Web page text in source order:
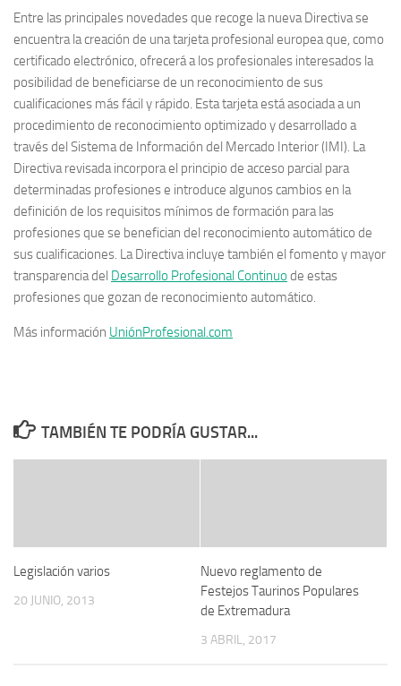
Entre las principales novedades que recoge la nueva Directiva se
encuentra la creación de una tarjeta profesional europea que, como
certificado electrónico, ofrecerá a los profesionales interesados la
posibilidad de beneficiarse de un reconocimiento de sus
cualificaciones más fácil y rápido. Esta tarjeta está asociada a un
procedimiento de reconocimiento optimizado y desarrollado a
través del Sistema de Información del Mercado Interior (IMI). La
Directiva revisada incorpora el principio de acceso parcial para
determinadas profesiones e introduce algunos cambios en la
definición de los requisitos mínimos de formación para las
profesiones que se benefician del reconocimiento automático de
sus cualificaciones. La Directiva incluye también el fomento y mayor
transparencia del Desarrollo Profesional Continuo de estas
profesiones que gozan de reconocimiento automático.
Más información UniónProfesional.com
TAMBIÉN TE PODRÍA GUSTAR...
Legislación varios
20 JUNIO, 2013
Nuevo reglamento de
Festejos Taurinos Populares
de Extremadura
3 ABRIL, 2017